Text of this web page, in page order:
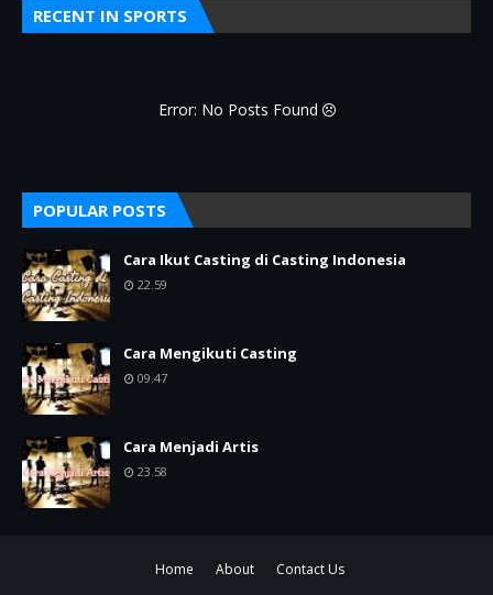
RECENT IN SPORTS
Error: No Posts Found
POPULAR POSTS
Cara Ikut Casting di Casting Indonesia
22.59
Cara Mengikuti Casting
09.47
Cara Menjadi Artis
23.58
Home About
Contact Us